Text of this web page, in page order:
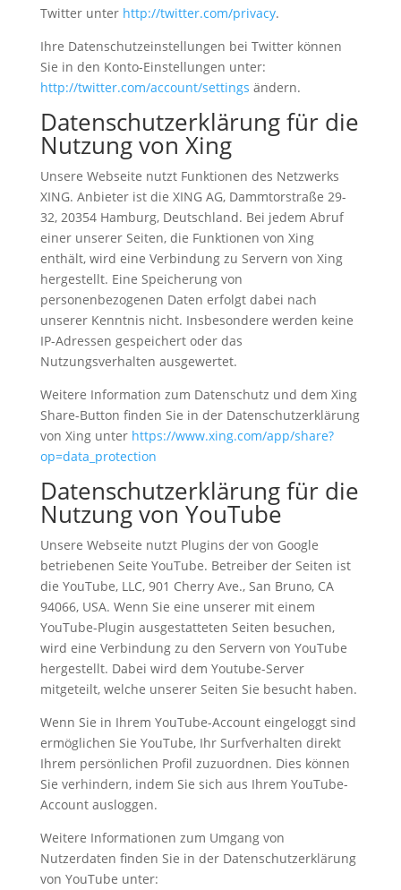
Twitter unter http://twitter.com/privacy.
Ihre Datenschutzeinstellungen bei Twitter können
Sie in den Konto-Einstellungen unter:
http://twitter.com/account/settings ändern.
Datenschutzerklärung für die
Nutzung von Xing
Unsere Webseite nutzt Funktionen des Netzwerks
XING. Anbieter ist die XING AG, Dammtorstraße 29-
32, 20354 Hamburg, Deutschland. Bei jedem Abruf
einer unserer Seiten, die Funktionen von Xing
enthält, wird eine Verbindung zu Servern von Xing
hergestellt. Eine Speicherung von
personenbezogenen Daten erfolgt dabei nach
unserer Kenntnis nicht. Insbesondere werden keine
IP-Adressen gespeichert oder das
Nutzungsverhalten ausgewertet.
Weitere Information zum Datenschutz und dem Xing
Share-Button finden Sie in der Datenschutzerklärung
von Xing unter https://www.xing.com/app/share?
op=data_protection
Datenschutzerklärung für die
Nutzung von YouTube
Unsere Webseite nutzt Plugins der von Google
betriebenen Seite YouTube. Betreiber der Seiten ist
die YouTube, LLC, 901 Cherry Ave., San Bruno, CA
94066, USA. Wenn Sie eine unserer mit einem
YouTube-Plugin ausgestatteten Seiten besuchen,
wird eine Verbindung zu den Servern von YouTube
hergestellt. Dabei wird dem Youtube-Server
mitgeteilt, welche unserer Seiten Sie besucht haben.
Wenn Sie in Ihrem YouTube-Account eingeloggt sind
ermöglichen Sie YouTube, Ihr Surfverhalten direkt
Ihrem persönlichen Profil zuzuordnen. Dies können
Sie verhindern, indem Sie sich aus Ihrem YouTube-
Account ausloggen.
Weitere Informationen zum Umgang von
Nutzerdaten finden Sie in der Datenschutzerklärung
von YouTube unter: